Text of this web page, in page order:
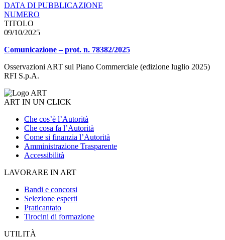
DATA DI PUBBLICAZIONE
NUMERO
TITOLO
09/10/2025
Comunicazione – prot. n. 78382/2025
Osservazioni ART sul Piano Commerciale (edizione luglio 2025)
RFI S.p.A.
ART IN UN CLICK
Che cos’è l’Autorità
Che cosa fa l’Autorità
Come si finanzia l’Autorità
Amministrazione Trasparente
Accessibilità
LAVORARE IN ART
Bandi e concorsi
Selezione esperti
Praticantato
Tirocini di formazione
UTILITÀ